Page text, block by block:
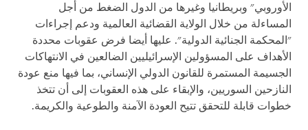
الأوروبي" وبريطانيا وغيرها من الدول الضغط من أجل
المساءلة من خلال الولاية القضائية العالمية ودعم إجراءات
"المحكمة الجنائية الدولية". عليها أيضا فرض عقوبات محددة
الأهداف على المسؤولين الإسرائيليين الضالعين في الانتهاكات
الجسيمة المستمرة للقانون الدولي الإنساني، بما فيها منع عودة
النازحين السوريين، والإبقاء على هذه العقوبات إلى أن تتخذ
خطوات قابلة للتحقق تتيح العودة الآمنة والطوعية والكريمة.